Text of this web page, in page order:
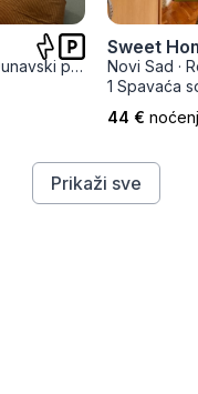
park
Sweet
Novi Sad ·
1 Spavaća
44 €
Prikaži sve